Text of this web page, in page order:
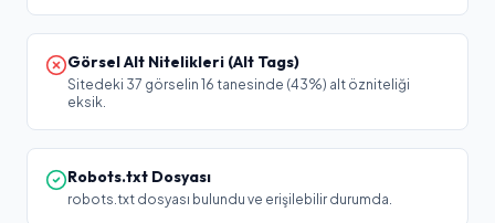
Görsel Alt Nitelikleri (Alt Tags)
Sitedeki 37 görselin 16 tanesinde (43%) alt özniteliği
eksik.
Robots.txt Dosyası
robots.txt dosyası bulundu ve erişilebilir durumda.